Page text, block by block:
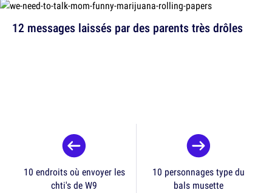
12 messages laissés par des parents très drôles
10 endroits où envoyer les
chti's de W9
10 personnages type du
bals musette